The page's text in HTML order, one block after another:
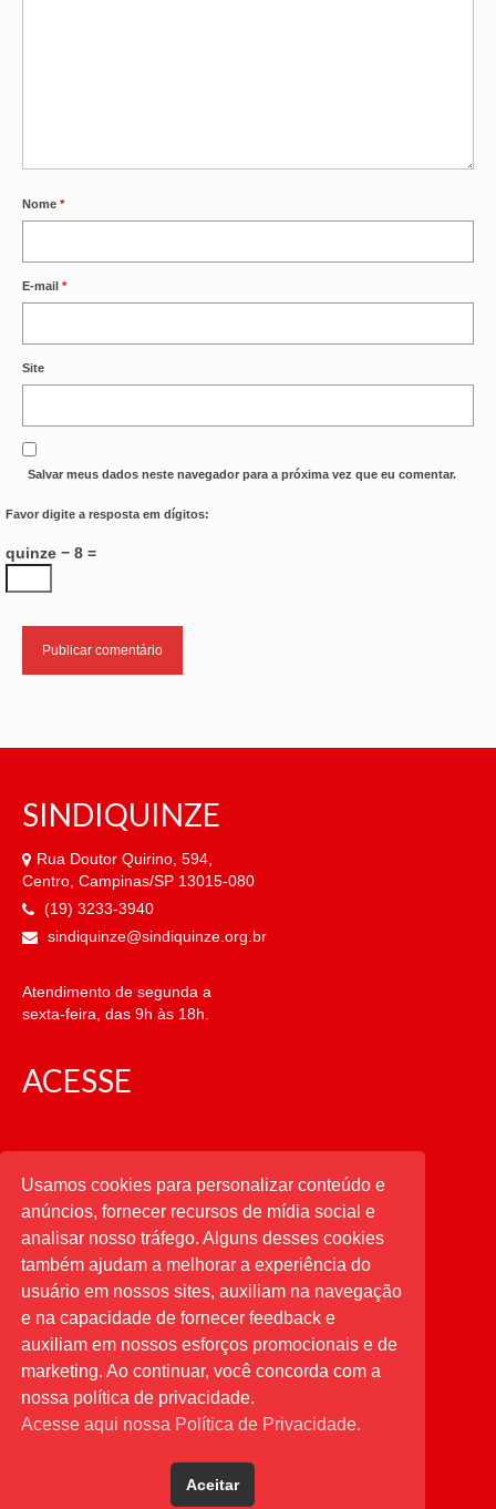
Nome *
E-mail *
Site
Salvar meus dados neste navegador para a próxima vez que eu comentar.
Favor digite a resposta em dígitos:
quinze − 8 =
SINDIQUINZE
Rua Doutor Quirino, 594,
Centro, Campinas/SP 13015-080
(19) 3233-3940
sindiquinze@sindiquinze.org.br
Atendimento de segunda a
sexta-feira, das 9h às 18h.
ACESSE
CATEGORIAS
CATEGORIAS
PESQUISAR
Buscar
por:
Direta Sistemas Designed by Freepik
Usamos cookies para personalizar conteúdo e
anúncios, fornecer recursos de mídia social e
analisar nosso tráfego. Alguns desses cookies
também ajudam a melhorar a experiência do
usuário em nossos sites, auxiliam na navegação
e na capacidade de fornecer feedback e
auxiliam em nossos esforços promocionais e de
marketing. Ao continuar, você concorda com a
nossa política de privacidade.
Acesse aqui nossa Política de Privacidade.
Aceitar